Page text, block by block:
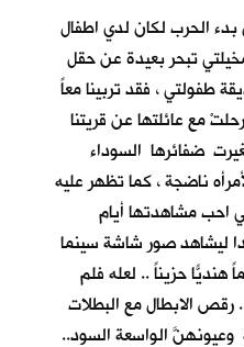
الحرب لكان لدي اطفال
تبحر بعيدة عن حقل
طفولتي ، فقد تربينا معاً
مع عائلتها عن قريتنا
ضفائرها السوداء
ناضجة ، كما تظهر عليه
احب مشاهدتها أيام
ليشاهد صور شاشة سينما
حزيناً .. لعله فلم
رقص الابطال مع البطلات
وعيونهنَّ الواسعة السود..